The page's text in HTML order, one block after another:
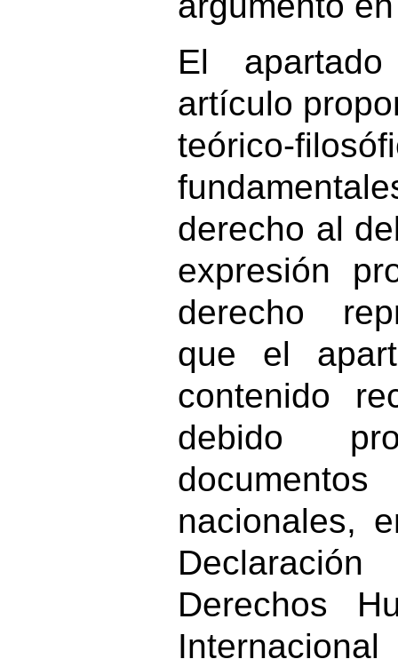
El
artículo
teórico-
derecho al
expresión
derecho
que el
contenido
debido
nacionales,
Derechos